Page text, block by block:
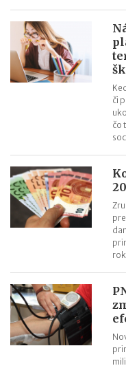
či
čo